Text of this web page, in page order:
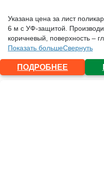
Указана цена за лист
6 м с УФ-защитой.
коричневый, поверхность –
Показать большеСвернуть
ПОДРОБНЕЕ